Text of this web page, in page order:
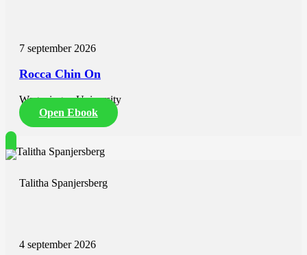
7 september 2026
Rocca Chin On
Wageningen University
Open Ebook
Talitha Spanjersberg
4 september 2026